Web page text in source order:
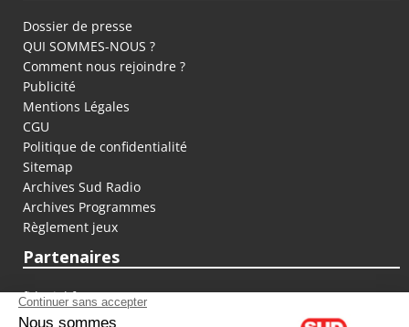
Dossier de presse
QUI SOMMES-NOUS ?
Comment nous rejoindre ?
Publicité
Mentions Légales
CGU
Politique de confidentialité
Sitemap
Archives Sud Radio
Archives Programmes
Règlement jeux
Partenaires
fiducial.fr
lyoncapitale.fr